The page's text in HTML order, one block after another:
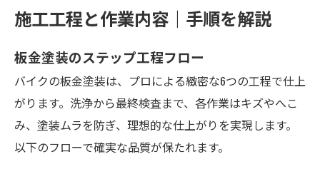
施工工程と作業内容｜手順を解説
板金塗装のステップ工程フロー
バイクの板金塗装は、プロによる緻密な6つの工程で仕上
がります。洗浄から最終検査まで、各作業はキズやへこ
み、塗装ムラを防ぎ、理想的な仕上がりを実現します。
以下のフローで確実な品質が保たれます。